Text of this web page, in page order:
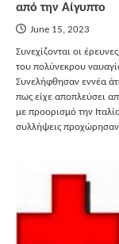
από την Αίγυπτο
June 15, 2023
Συνεχίζονται οι
του πολύνεκρου
Συνελήφθησαν εννέα
πως είχε αποπλεύσει
με προορισμό την
συλλήψεις προχώρησαν